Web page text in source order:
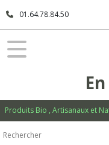
01.64.78.84.50
Produits Bio , Artisanaux et